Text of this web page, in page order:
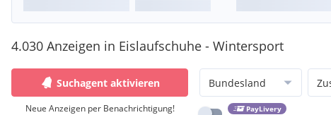
4.030 Anzeigen in Eislaufschuhe - Wintersport
Suchagent aktivieren
Neue Anzeigen per Benachrichtigung!
Bundesland
PayLivery